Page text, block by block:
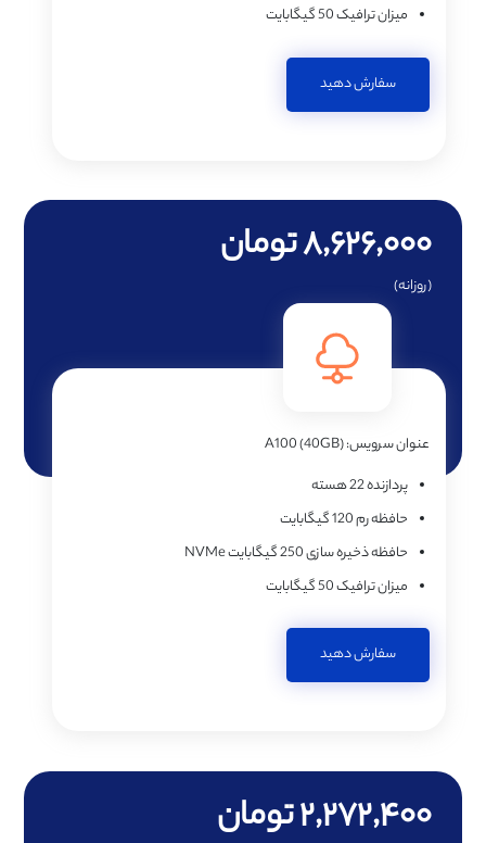
میزان ترافیک50 گیگابایت
سفارش دهید
۸,۶۲۶,۰۰۰ تومان
(روزانه)
عنوان سرویس:A100 (40GB)
پردازنده22 هسته
حافظه رم120 گیگابایت
حافظه ذخیره سازی250 گیگابایت NVMe
میزان ترافیک50 گیگابایت
سفارش دهید
۲,۲۷۲,۴۰۰ تومان